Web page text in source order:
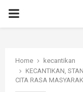
PRIMARY
Home
kecantikan
KECANTIKAN,
CITA RASA